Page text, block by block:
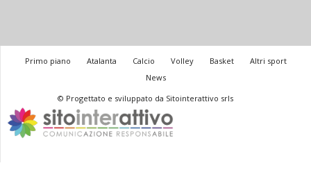
Primo piano Atalanta Calcio Volley Basket
Altri sport
News
© Progettato e sviluppato da Sitointerattivo srls